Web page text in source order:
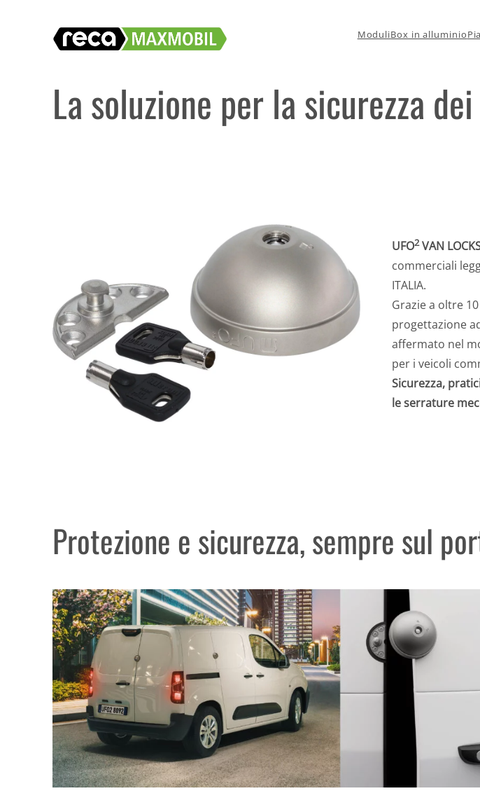
contenuto
ModuliBox in alluminio
La soluzione per la sicurezza
UFO2VAN
commerciali
ITALIA.
Grazie a oltre
progettazione
affermato nel
per i veicoli
Sicurezza,
le serrature
Protezione e sicurezza, sempre sul